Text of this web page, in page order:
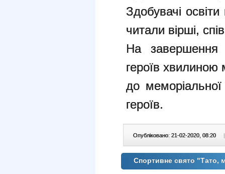
Здобувачі
читали вірші,
На завершення
героїв хвилиною
до
героїв.
Опубліковано: 21-02-2020, 08:20 |
Спортивне свято "Тато,